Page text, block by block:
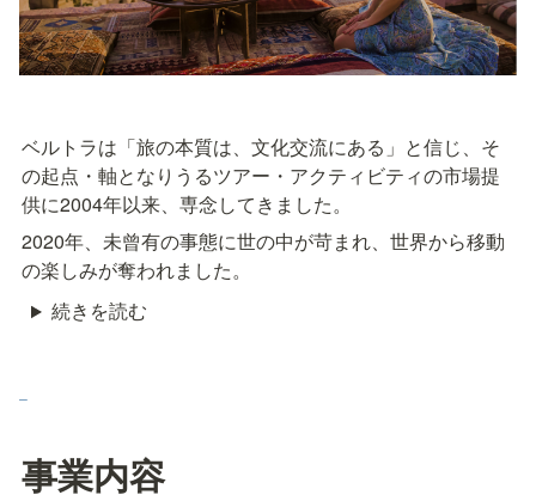
ベルトラは「旅の本質は、文化交流にある」と信じ、そ
の起点・軸となりうるツアー・アクティビティの市場提
供に2004年以来、専念してきました。
2020年、未曾有の事態に世の中が苛まれ、世界から移動
の楽しみが奪われました。
続きを読む
事業内容